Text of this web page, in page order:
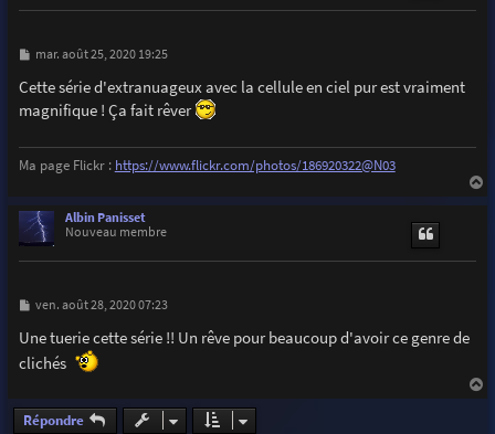
M
s
s
a
mar. août 25, 2020 19:25
Cette série d'extranuageux avec la cellule en ciel pur est vraiment
magnifique ! Ça fait rêver
Ma page Flickr : https://www.flickr.com/photos/186920322@N03
Albin Panisset
Nouveau membre
M
s
s
a
ven. août 28, 2020 07:23
Une tuerie cette série !! Un rêve pour beaucoup d'avoir ce genre de
clichés
a
Répondre